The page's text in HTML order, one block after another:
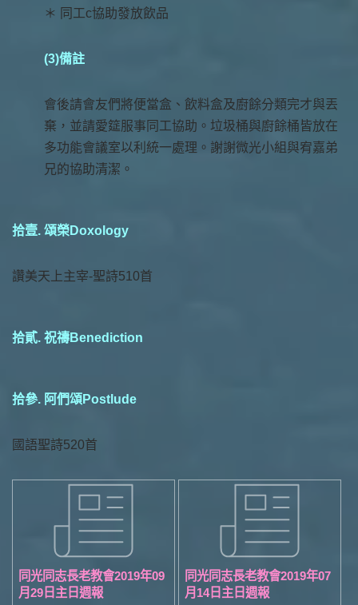
＊ 同工c協助發放飲品
(3)備註
會後請會友們將便當盒、飲料盒及廚餘分類完才與丟
棄，並請愛筵服事同工協助。垃圾桶與廚餘桶皆放在
多功能會議室以利統一處理。謝謝微光小組與宥嘉弟
兄的協助清潔。
拾壹. 頌榮Doxology
讚美天上主宰-聖詩510首
拾貳. 祝禱Benediction
拾參. 阿們頌Postlude
國語聖詩520首
同光同志長老教會2019年09
月29日主日週報
同光同志長老教會2019年07
月14日主日週報